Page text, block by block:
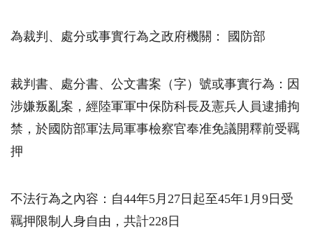
為裁判、處分或事實行為之政府機關： 國防部
裁判書、處分書、公文書案（字）號或事實行為：因
涉嫌叛亂案，經陸軍軍中保防科長及憲兵人員逮捕拘
禁，於國防部軍法局軍事檢察官奉准免議開釋前受羈
押
不法行為之內容：自44年5月27日起至45年1月9日受
羈押限制人身自由，共計228日